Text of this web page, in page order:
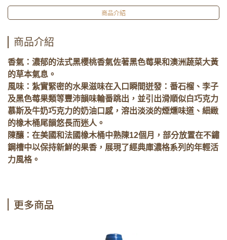
商品介紹
商品介紹
香氣：濃郁的法式黑櫻桃香氣佐著黑色莓果和澳洲蔬菜大黃
的草本氣息。
風味：紮實緊密的水果滋味在入口瞬間迸發：番石榴、李子
及黑色莓果類等豐沛韻味輪番跳出，並引出滑順似白巧克力
慕斯及牛奶巧克力的奶油口感，溶出淡淡的煙燻味道、細緻
的橡木桶尾韻悠長而迷人。
陳釀：在美國和法國橡木桶中熟陳12個月，部分放置在不鏽
鋼槽中以保持新鮮的果香，展現了經典庫濃格系列的年輕活
力風格。
更多商品